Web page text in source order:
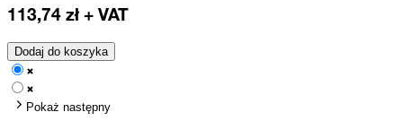
113,74 zł + VAT
Dodaj do koszyka
Pokaż następny